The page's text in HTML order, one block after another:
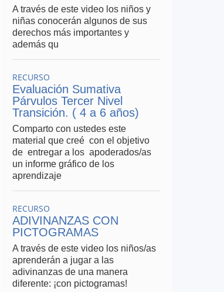
A través de este video los niños y
niñas conocerán algunos de sus
derechos más importantes y
además qu
RECURSO
Evaluación Sumativa
Párvulos Tercer Nivel
Transición. ( 4 a 6 años)
Comparto con ustedes este
material que creé con el objetivo
de entregar a los apoderados/as
un informe gráfico de los
aprendizaje
RECURSO
ADIVINANZAS CON
PICTOGRAMAS
A través de este video los niños/as
aprenderán a jugar a las
adivinanzas de una manera
diferente: ¡con pictogramas!